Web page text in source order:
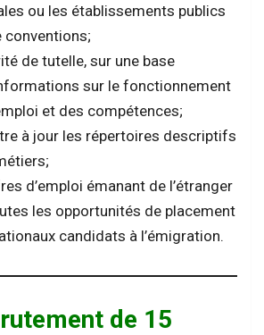
ou les établissements publics
conventions;
de tutelle, sur une base
sur le fonctionnement
et des compétences;
à jour les répertoires descriptifs
d’emploi émanant de l’étranger
les opportunités de placement
candidats à l’émigration.
de 15